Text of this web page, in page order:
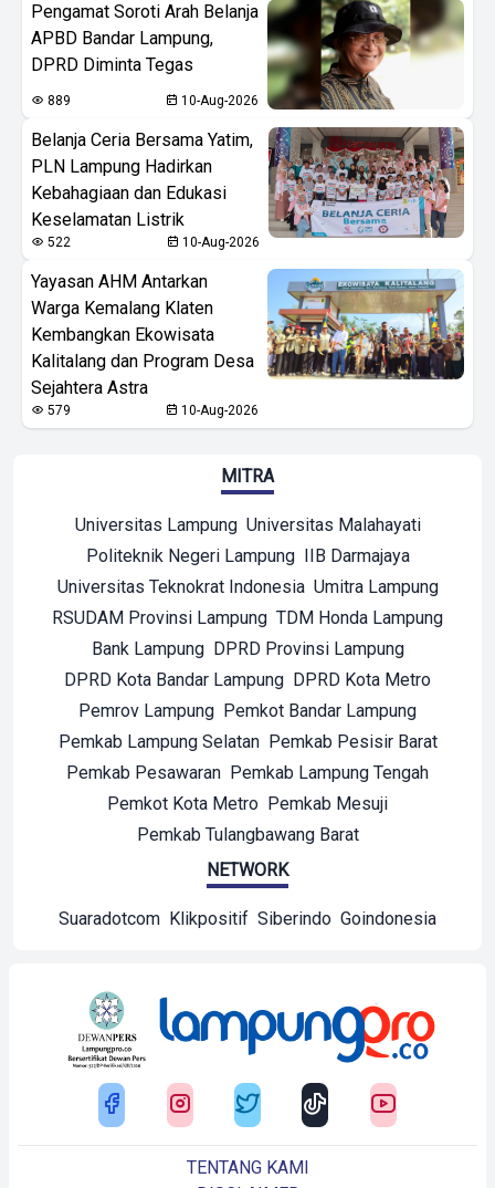
Pengamat Soroti Arah Belanja
APBD Bandar Lampung,
DPRD Diminta Tegas
889 10-Aug-2026
Belanja Ceria Bersama Yatim,
PLN Lampung Hadirkan
Kebahagiaan dan Edukasi
Keselamatan Listrik
522 10-Aug-2026
Yayasan AHM Antarkan
Warga Kemalang Klaten
Kembangkan Ekowisata
Kalitalang dan Program Desa
Sejahtera Astra
579 10-Aug-2026
MITRA
Universitas Lampung Universitas Malahayati
Politeknik Negeri Lampung IIB Darmajaya
Universitas Teknokrat Indonesia Umitra Lampung
RSUDAM Provinsi Lampung TDM Honda Lampung
Bank Lampung DPRD Provinsi Lampung
DPRD Kota Bandar Lampung DPRD Kota Metro
Pemrov Lampung Pemkot Bandar Lampung
Pemkab Lampung Selatan Pemkab Pesisir Barat
Pemkab Pesawaran Pemkab Lampung Tengah
Pemkot Kota Metro Pemkab Mesuji
Pemkab Tulangbawang Barat
NETWORK
Suaradotcom Klikpositif Siberindo Goindonesia
TENTANG KAMI